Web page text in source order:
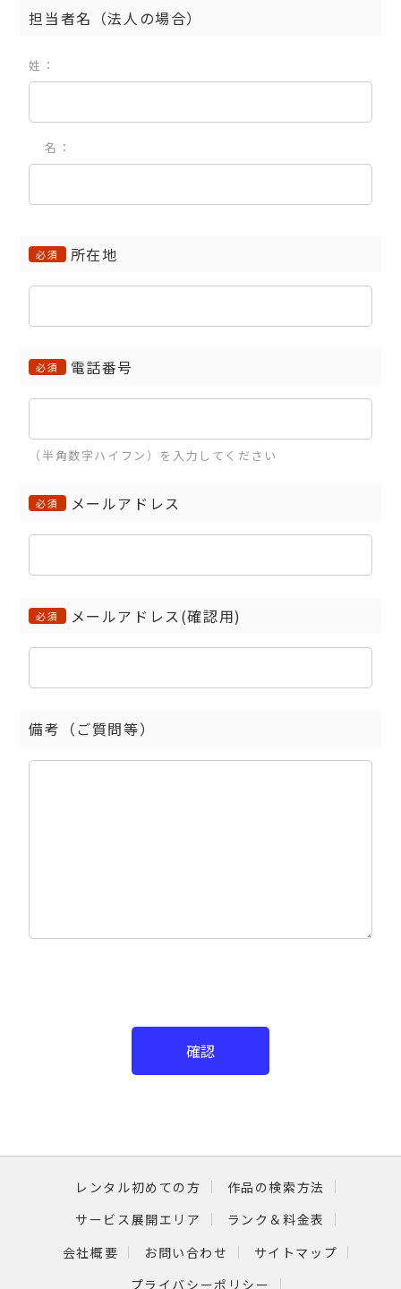
担当者名（法人の場合）
姓：
名：
必須 所在地
必須 電話番号
（半角数字ハイフン）を入力してください
必須 メールアドレス
必須 メールアドレス(確認用)
備考（ご質問等）
確認
レンタル初めての方
作品の検索方法
サービス展開エリア
ランク＆料金表
会社概要
お問い合わせ
サイトマップ
プライバシーポリシー